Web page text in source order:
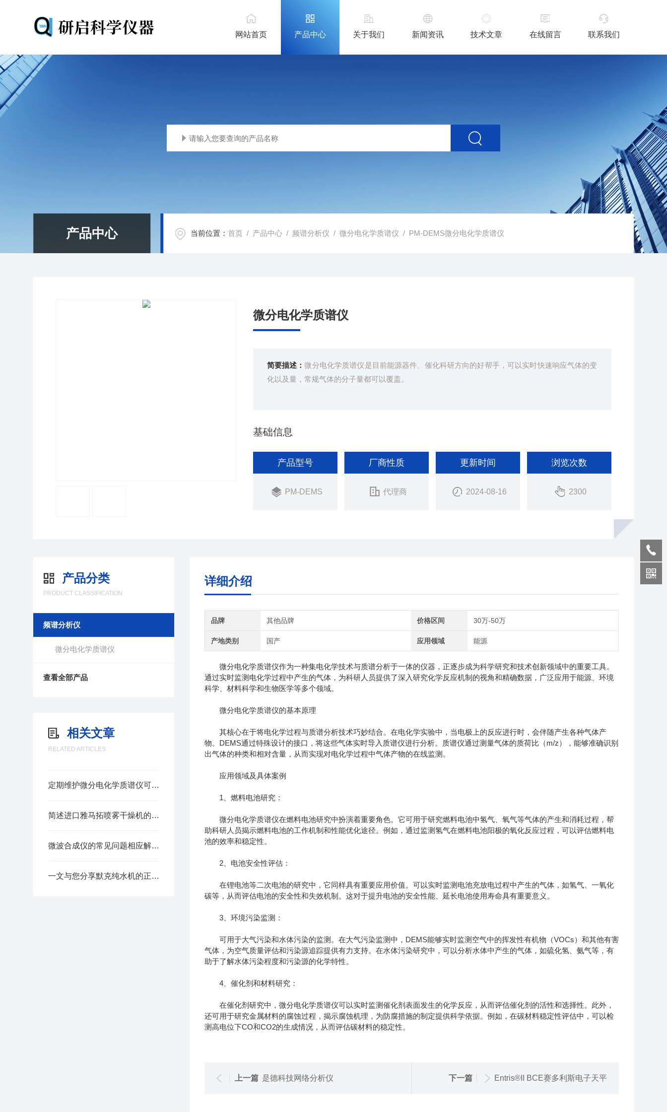
网站首页 产品中心 关于我们 新闻资讯 技术文章 在线留言 联系我们
产品中心 当前位置：首页 / 产品中心 /频谱分析仪 /微分电化学质谱仪 / PM-DEMS微分电化学质谱仪
微分电化学质谱仪
简要描述：微分电化学质谱仪是目前能源器件、催化科研方向的好帮手，可以实时快速响应气体的变
化以及量，常规气体的分子量都可以覆盖。
基础信息
产品型号
PM-DEMS
厂商性质
代理商
更新时间
2024-08-16
浏览次数
2300
产品分类
PRODUCT CLASSIFICATION
频谱分析仪
微分电化学质谱仪
查看全部产品
相关文章
RELATED ARTICLES
定期维护微分电化学质谱仪可为科研和工业应用提供可靠支持
简述进口雅马拓喷雾干燥机的正确操作步骤
微波合成仪的常见问题相应解决方法分享
一文与您分享默克纯水机的正确使用步骤
详细介绍
品牌 其他品牌 价格区间 30万-50万
产地类别 国产 应用领域 能源
微分电化学质谱仪作为一种集电化学技术与质谱分析于一体的仪器，正逐步成为科学研究和技术创新领域中的重要工具。
通过实时监测电化学过程中产生的气体，为科研人员提供了深入研究化学反应机制的视角和精确数据，广泛应用于能源、环境
科学、材料科学和生物医学等多个领域。
微分电化学质谱仪的基本原理
其核心在于将电化学过程与质谱分析技术巧妙结合。在电化学实验中，当电极上的反应进行时，会伴随产生各种气体产
物。DEMS通过特殊设计的接口，将这些气体实时导入质谱仪进行分析。质谱仪通过测量气体的质荷比（m/z），能够准确识别
出气体的种类和相对含量，从而实现对电化学过程中气体产物的在线监测。
应用领域及具体案例
1、燃料电池研究：
微分电化学质谱仪在燃料电池研究中扮演着重要角色。它可用于研究燃料电池中氢气、氧气等气体的产生和消耗过程，帮
助科研人员揭示燃料电池的工作机制和性能优化途径。例如，通过监测氢气在燃料电池阳极的氧化反应过程，可以评估燃料电
池的效率和稳定性。
2、电池安全性评估：
在锂电池等二次电池的研究中，它同样具有重要应用价值。可以实时监测电池充放电过程中产生的气体，如氢气、一氧化
碳等，从而评估电池的安全性和失效机制。这对于提升电池的安全性能、延长电池使用寿命具有重要意义。
3、环境污染监测：
可用于大气污染和水体污染的监测。在大气污染监测中，DEMS能够实时监测空气中的挥发性有机物（VOCs）和其他有害
气体，为空气质量评估和污染源追踪提供有力支持。在水体污染研究中，可以分析水体中产生的气体，如硫化氢、氨气等，有
助于了解水体污染程度和污染源的化学特性。
4、催化剂和材料研究：
在催化剂研究中，微分电化学质谱仪可以实时监测催化剂表面发生的化学反应，从而评估催化剂的活性和选择性。此外，
还可用于研究金属材料的腐蚀过程，揭示腐蚀机理，为防腐措施的制定提供科学依据。例如，在碳材料稳定性评估中，可以检
测高电位下CO和CO2的生成情况，从而评估碳材料的稳定性。
上一篇 是德科技网络分析仪 下一篇 Entris®II BCE赛多利斯电子天平